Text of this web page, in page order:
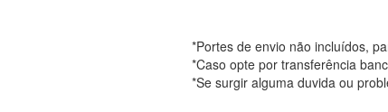
*Portes de envio não incluídos,
*Caso opte por transferência
*Se surgir alguma duvida ou